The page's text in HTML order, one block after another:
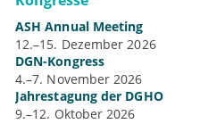
ASH Annual Meeting
12.–15. Dezember 2026
DGN-Kongress
4.–7. November 2026
Jahrestagung der DGHO
9.–12. Oktober 2026